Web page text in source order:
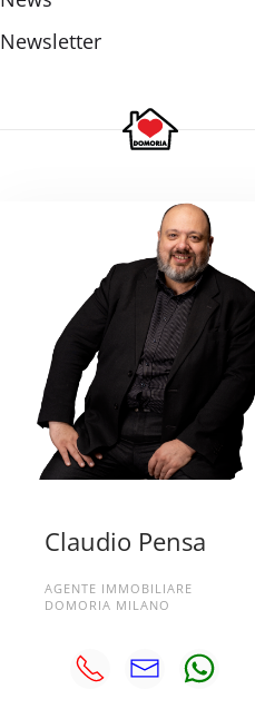
Newsletter
Claudio Pensa
AGENTE IMMOBILIARE
DOMORIA MILANO